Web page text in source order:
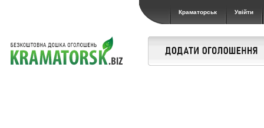
Краматорськ Увійти